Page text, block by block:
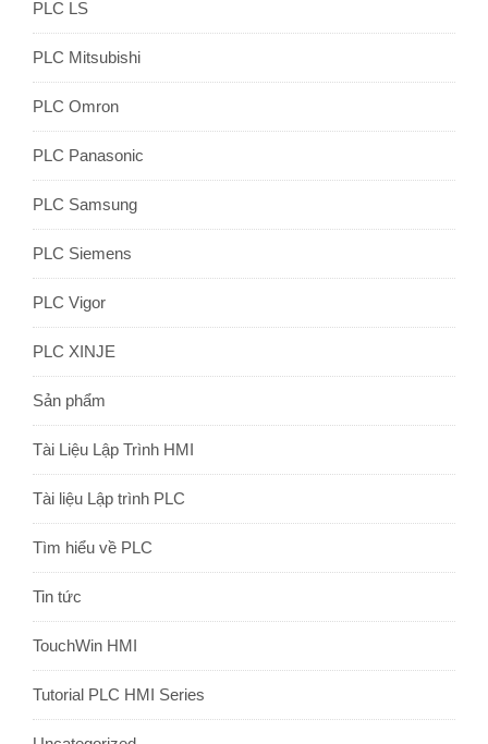
PLC LS
PLC Mitsubishi
PLC Omron
PLC Panasonic
PLC Samsung
PLC Siemens
PLC Vigor
PLC XINJE
Sản phẩm
Tài Liệu Lập Trình HMI
Tài liệu Lập trình PLC
Tìm hiểu về PLC
Tin tức
TouchWin HMI
Tutorial PLC HMI Series